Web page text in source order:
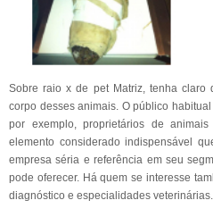
Sobre raio x de pet Matriz, tenha claro
corpo desses animais. O público
por exemplo, proprietários de
elemento considerado indispensável
empresa séria e referência em seu
pode oferecer. Há quem se interesse
diagnóstico e especialidades